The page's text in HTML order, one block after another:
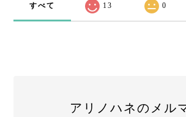
すべて 13 0
アリノハネのメル